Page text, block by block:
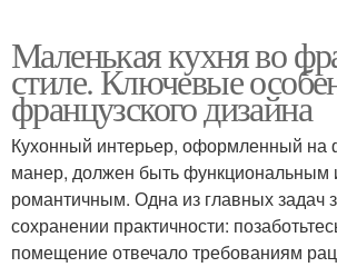
Маленькая кухня во
стиле. Ключевые
французского дизайна
Кухонный интерьер, оформленный на
манер, должен быть функциональным
романтичным. Одна из главных задач
сохранении практичности:
помещение отвечало требованиям